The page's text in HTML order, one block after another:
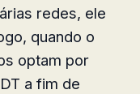
redes, ele
quando o
optam por
a fim de